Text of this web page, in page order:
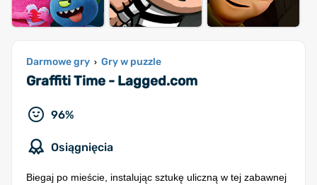
Darmowe gry › Gry w puzzle
Graffiti Time - Lagged.com
96%
Osiągnięcia
Biegaj po mieście, instalując sztukę uliczną w tej zabawnej